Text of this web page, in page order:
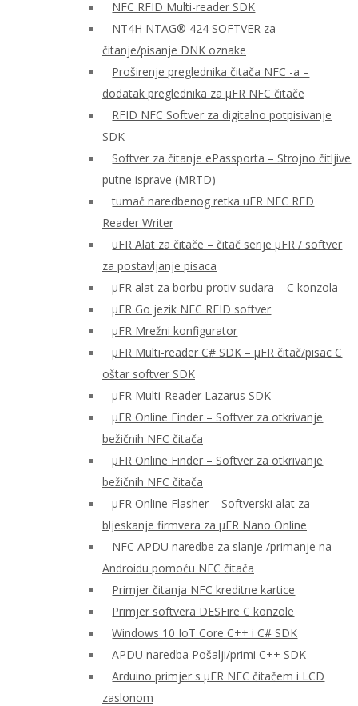
NFC RFID Multi-reader SDK
NT4H NTAG® 424 SOFTVER za
čitanje/pisanje DNK oznake
Proširenje preglednika čitača NFC -a –
dodatak preglednika za μFR NFC čitače
RFID NFC Softver za digitalno potpisivanje
SDK
Softver za čitanje ePassporta – Strojno čitljive
putne isprave (MRTD)
tumač naredbenog retka uFR NFC RFD
Reader Writer
uFR Alat za čitače – čitač serije μFR / softver
za postavljanje pisaca
μFR alat za borbu protiv sudara – C konzola
μFR Go jezik NFC RFID softver
μFR Mrežni konfigurator
μFR Multi-reader C# SDK – μFR čitač/pisac C
oštar softver SDK
μFR Multi-Reader Lazarus SDK
μFR Online Finder – Softver za otkrivanje
bežičnih NFC čitača
μFR Online Finder – Softver za otkrivanje
bežičnih NFC čitača
μFR Online Flasher – Softverski alat za
bljeskanje firmvera za μFR Nano Online
NFC APDU naredbe za slanje /primanje na
Androidu pomoću NFC čitača
Primjer čitanja NFC kreditne kartice
Primjer softvera DESFire C konzole
Windows 10 IoT Core C++ i C# SDK
APDU naredba Pošalji/primi C++ SDK
Arduino primjer s μFR NFC čitačem i LCD
zaslonom